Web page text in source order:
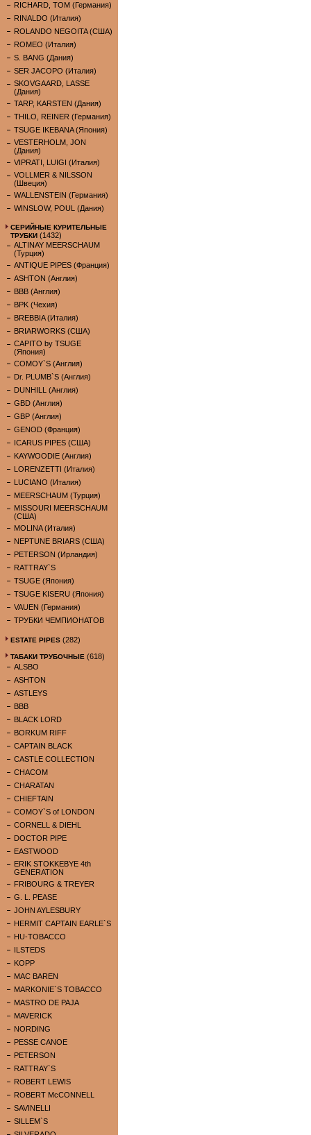
RICHARD, TOM (Германия)
RINALDO (Италия)
ROLANDO NEGOITA (США)
ROMEO (Италия)
S. BANG (Дания)
SER JACOPO (Италия)
SKOVGAARD, LASSE
(Дания)
TARP, KARSTEN (Дания)
THILO, REINER (Германия)
TSUGE IKEBANA (Япония)
VESTERHOLM, JON
(Дания)
VIPRATI, LUIGI (Италия)
VOLLMER & NILSSON
(Швеция)
WALLENSTEIN (Германия)
WINSLOW, POUL (Дания)
СЕРИЙНЫЕ КУРИТЕЛЬНЫЕ
ТРУБКИ (1432)
ALTINAY MEERSCHAUM
(Турция)
ANTIQUE PIPES (Франция)
ASHTON (Англия)
BBB (Англия)
BPK (Чехия)
BREBBIA (Италия)
BRIARWORKS (США)
CAPITO by TSUGE
(Япония)
COMOY`S (Англия)
Dr. PLUMB`S (Англия)
DUNHILL (Англия)
GBD (Англия)
GBP (Англия)
GENOD (Франция)
ICARUS PIPES (США)
KAYWOODIE (Англия)
LORENZETTI (Италия)
LUCIANO (Италия)
MEERSCHAUM (Турция)
MISSOURI MEERSCHAUM
(США)
MOLINA (Италия)
NEPTUNE BRIARS (США)
PETERSON (Ирландия)
RATTRAY`S
TSUGE (Япония)
TSUGE KISERU (Япония)
VAUEN (Германия)
ТРУБКИ ЧЕМПИОНАТОВ
ESTATE PIPES (282)
ТАБАКИ ТРУБОЧНЫЕ (618)
ALSBO
ASHTON
ASTLEYS
BBB
BLACK LORD
BORKUM RIFF
CAPTAIN BLACK
CASTLE COLLECTION
CHACOM
CHARATAN
CHIEFTAIN
COMOY`S of LONDON
CORNELL & DIEHL
DOCTOR PIPE
EASTWOOD
ERIK STOKKEBYE 4th
GENERATION
FRIBOURG & TREYER
G. L. PEASE
JOHN AYLESBURY
HERMIT CAPTAIN EARLE`S
HU-TOBACCO
ILSTEDS
KOPP
MAC BAREN
MARKONIE`S TOBACCO
MASTRO DE PAJA
MAVERICK
NORDING
PESSE CANOE
PETERSON
RATTRAY`S
ROBERT LEWIS
ROBERT McCONNELL
SAVINELLI
SILLEM`S